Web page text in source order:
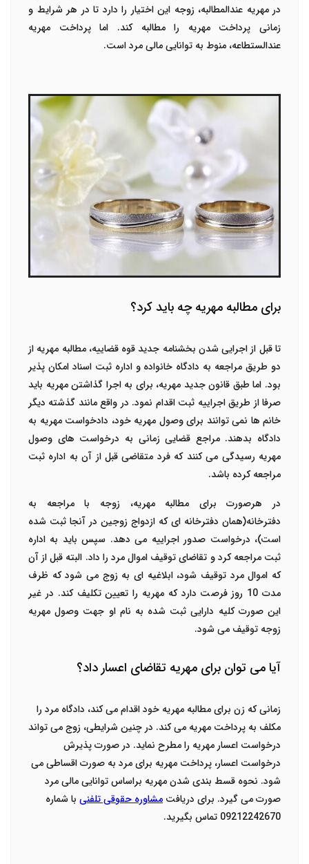
در مهریه عندالمطالبه، زوجه این اختیار را دارد تا در هر شرایط و
زمانی پرداخت مهریه را مطالبه کند. اما پرداخت مهریه
عندالستطاعه، منوط به توانایی مالی مرد است.
برای مطالبه مهریه چه باید کرد؟
تا قبل از اجرایی شدن بخشنامه جدید قوه قضاییه، مطالبه مهریه از
دو طریق مراجعه به دادگاه خانواده و اداره ثبت اسناد امکان پذیر
بود. اما طبق قانون جدید مهریه، برای به اجرا گذاشتن مهریه باید
صرفا از طریق اجراییه ثبت اقدام نمود. در واقع مانند گذشته دیگر
خانم ها نمی توانند برای وصول مهریه خود، دادخواست مهریه به
دادگاه بدهند. مراجع قضایی زمانی به درخواست های وصول
مهریه رسیدگی می کنند که فرد متقاضی قبل از آن به اداره ثبت
مراجعه کرده باشد.
در هرصورت برای مطالبه مهریه، زوجه با مراجعه به
دفترخانه(همان دفترخانه ای که ازدواج زوجین در آنجا ثبت شده
است)، درخواست صدور اجراییه می دهد. سپس باید به اداره
ثبت مراجعه کرد و تقاضای توقیف اموال مرد را داد. البته قبل از آن
که اموال مرد توقیف شود، ابلاغیه ای به زوج می شود که ظرف
مدت 10 روز فرصت دارد که مهریه را تعیین تکلیف کند. در غیر
این صورت کلیه دارایی ثبت شده به نام او جهت وصول مهریه
زوجه توقیف می شود.
آیا می توان برای مهریه تقاضای اعسار داد؟
زمانی که زن برای مطالبه مهریه خود اقدام می کند، دادگاه مرد را
مکلف به پرداخت مهریه می کند. در چنین شرایطی، زوج می تواند
درخواست اعسار مهریه را مطرح نماید. در صورت پذیرش
درخواست اعسار، پرداخت مهریه برای مرد به صورت اقساطی می
شود. نحوه قسط بندی شدن مهریه براساس توانایی مالی مرد
صورت می گیرد. برای دریافت مشاوره حقوقی تلفنی با شماره
09212242670 تماس بگیرید.